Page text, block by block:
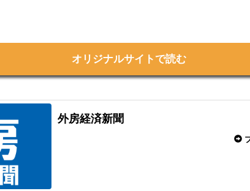
オリジナルサイトで読む
外房経済新聞